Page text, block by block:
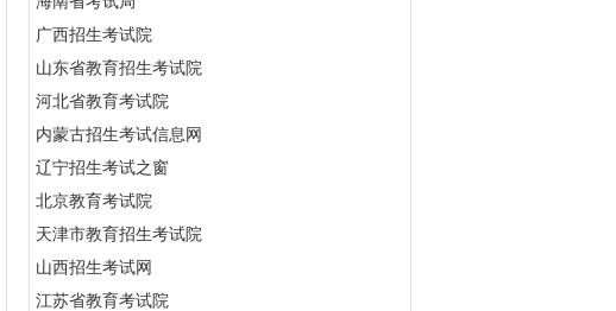
广西招生考试院
山东省教育招生考试院
河北省教育考试院
内蒙古招生考试信息网
辽宁招生考试之窗
北京教育考试院
天津市教育招生考试院
山西招生考试网
江苏省教育考试院